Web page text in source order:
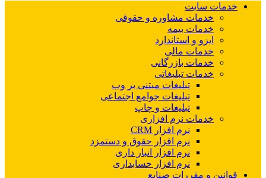
خدمات سایت
خدمات مشاوره و حقوقی
خدمات بیمه
ایزو و استاندارد
خدمات مالی
خدمات بازرگانی
خدمات تبلیغاتی
تبلیغات مبتنی بر وب
تبلیغات جوامع اجتماعی
تبلیغات و چاپ
خدمات نرم افزاری
نرم افزار CRM
نرم افزار حقوق و دستمزد
نرم افزار انبار داری
نرم افزار حسابداری
قوانین و مقررات صنایع